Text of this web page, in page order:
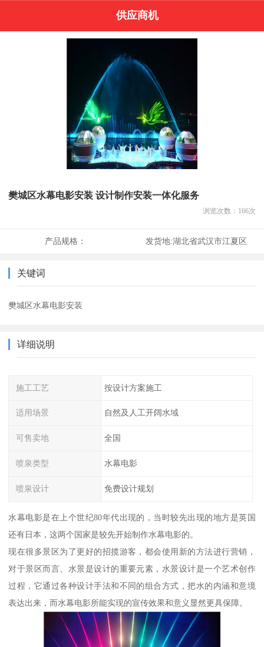
供应商机
樊城区水幕电影安装 设计制作安装一体化服务
浏览次数： 166次
产品规格： 发货地:湖北省武汉市江夏区
关键词
樊城区水幕电影安装
详细说明
施工工艺 按设计方案施工
适用场景 自然及人工开阔水域
可售卖地 全国
喷泉类型 水幕电影
喷泉设计 免费设计规划
水幕电影是在上个世纪80年代出现的，当时较先出现的地方是英国
还有日本，这两个国家是较先开始制作水幕电影的。
现在很多景区为了更好的招揽游客，都会使用新的方法进行营销，
对于景区而言、水景是设计的重要元素，水景设计是一个艺术创作
过程，它通过各种设计手法和不同的组合方式，把水的内涵和意境
表达出来，而水幕电影所能实现的宣传效果和意义显然更具保障。